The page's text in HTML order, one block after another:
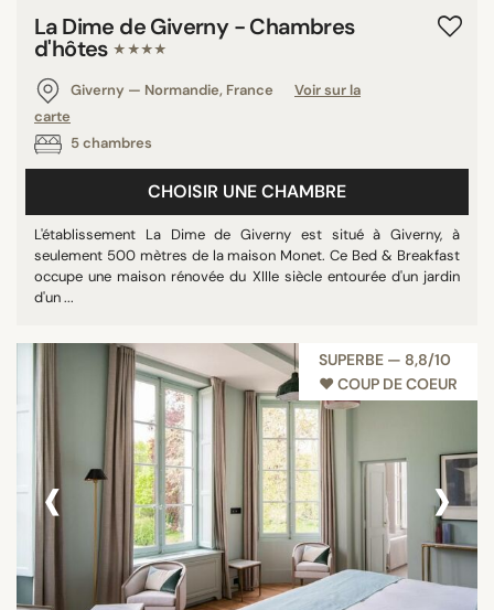
La Dime de Giverny - Chambres
d'hôtes ★★★★
Giverny — Normandie, France
Voir sur la
carte
5 chambres
CHOISIR UNE CHAMBRE
L'établissement La Dime de Giverny est situé à Giverny, à
seulement 500 mètres de la maison Monet. Ce Bed & Breakfast
occupe une maison rénovée du XIIIe siècle entourée d'un jardin
d'un ...
SUPERBE — 8,8/10
♥︎ COUP DE COEUR
‹ ›